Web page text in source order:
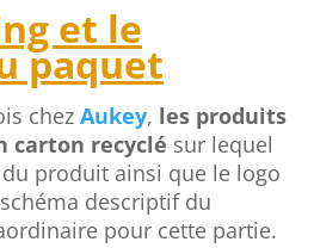
et le
paquet
chez Aukey, les produits
carton recyclé sur lequel
produit ainsi que le logo
descriptif du
pour cette partie.